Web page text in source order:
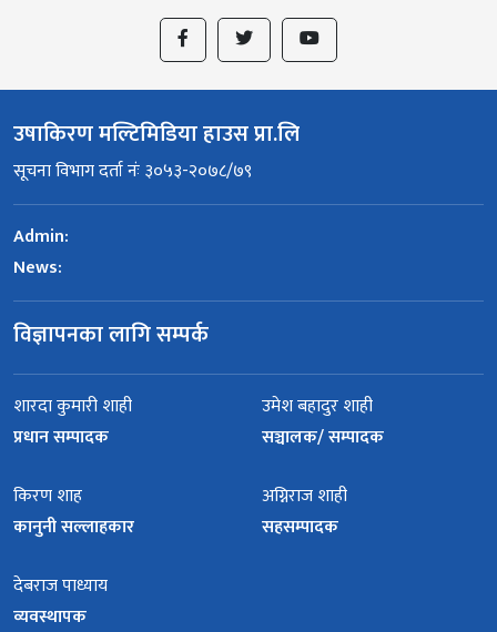
उषाकिरण मल्टिमिडिया हाउस प्रा.लि
सूचना विभाग दर्ता नंः ३०५३-२०७८/७९
Admin:
News:
विज्ञापनका लागि सम्पर्क
शारदा कुमारी शाही
प्रधान सम्पादक
उमेश बहादुर शाही
सञ्चालक/ सम्पादक
किरण शाह
कानुनी सल्लाहकार
अग्निराज शाही
सहसम्पादक
देबराज पाध्याय
व्यवस्थापक